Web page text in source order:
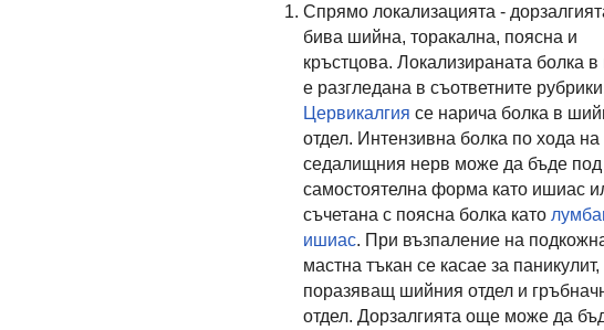
Спрямо локализацията -
бива шийна, торакална, поясна и
кръстцова. Локализираната болка в
е разгледана в съответните
Цервикалгия се нарича болка в
отдел. Интензивна болка по хода на
седалищния нерв може да бъде под
самостоятелна форма като ишиас
съчетана с поясна болка като
ишиас. При възпаление на
мастна тъкан се касае за паникулит,
поразяващ шийния отдел и
отдел. Дорзалгията още може да